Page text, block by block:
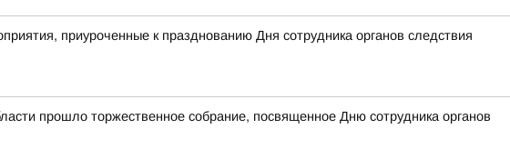
приуроченные к празднованию Дня сотрудника органов следствия
прошло торжественное собрание, посвященное Дню сотрудника органов